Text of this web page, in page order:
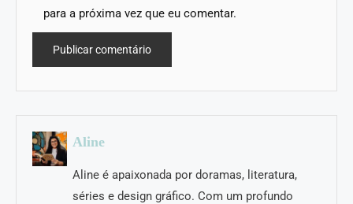
para a próxima vez que eu comentar.
Aline
Aline é apaixonada por doramas, literatura,
séries e design gráfico. Com um profundo